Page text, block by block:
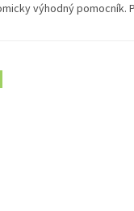
výhodný pomocník.